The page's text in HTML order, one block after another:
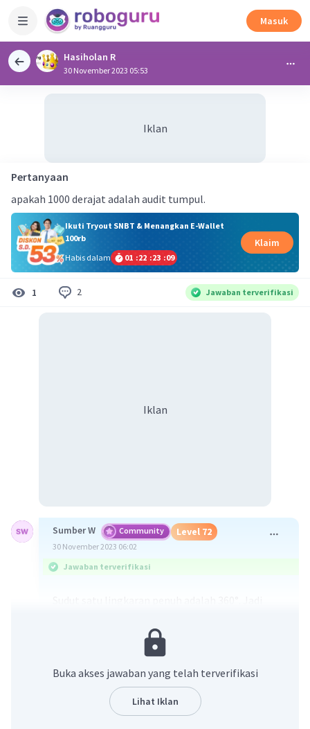
Masuk
Hasiholan R
30 November 2023 05:53
Iklan
Pertanyaan
apakah 1000 derajat adalah audit tumpul.
Ikuti Tryout SNBT & Menangkan E-Wallet
100rb
Habis dalam
01 :22 :23 :08
Klaim
1 2 Jawaban terverifikasi
Iklan
Sumber W Community Level 72
30 November 2023 06:02
Jawaban terverifikasi
Tapi kalau yang dimaksud adalah 100° maka
jawabannya benar. 100° adalah sudut tumpul
karena lebih dari 90°
Dari besar sudutnya, sudut dibedakan emnjadi 3
Buka akses jawaban yang telah terverifikasi
Lihat Iklan